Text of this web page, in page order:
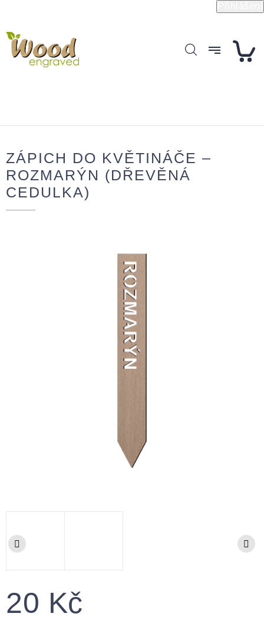
ZÁPICH DO KVĚTINÁČE –
ROZMARÝN (DŘEVĚNÁ
CEDULKA)
20 Kč